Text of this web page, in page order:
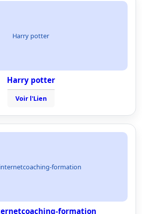
Harry potter
Harry potter
Voir l'Lien
formation
formation